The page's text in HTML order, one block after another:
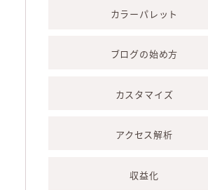
カラーパレット
ブログの始め方
カスタマイズ
アクセス解析
収益化